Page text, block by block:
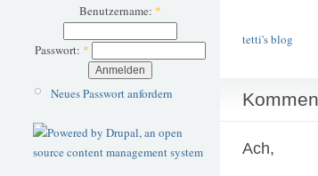
Benutzername: *
Passwort: *
Neues Passwort anfordern
tetti's blog
Ach,